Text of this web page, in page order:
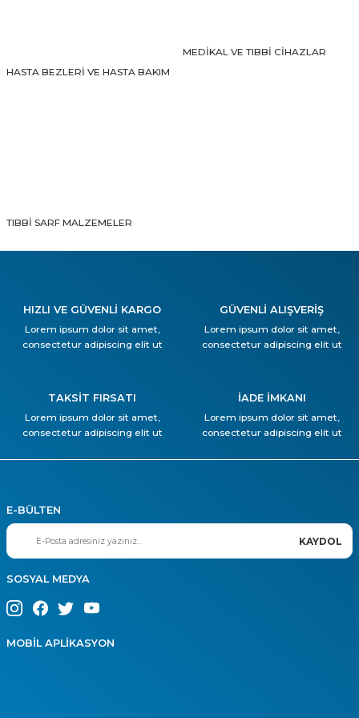
HASTA BEZLERİ VE HASTA BAKIM
MEDİKAL VE TIBBİ CİHAZLAR
TIBBİ SARF MALZEMELER
HIZLI VE GÜVENLİ KARGO
Lorem ipsum dolor sit amet,
consectetur adipiscing elit ut
GÜVENLİ ALIŞVERİŞ
Lorem ipsum dolor sit amet,
consectetur adipiscing elit ut
TAKSİT FIRSATI
Lorem ipsum dolor sit amet,
consectetur adipiscing elit ut
İADE İMKANI
Lorem ipsum dolor sit amet,
consectetur adipiscing elit ut
E-BÜLTEN
KAYDOL
SOSYAL MEDYA
MOBİL APLİKASYON